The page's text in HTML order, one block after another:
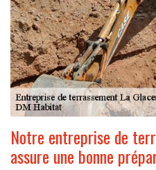
Notre entreprise de
assure une bonne